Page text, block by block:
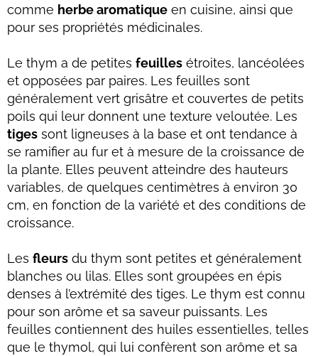
comme herbe aromatique en cuisine, ainsi que
pour ses propriétés médicinales.
Le thym a de petites feuilles étroites, lancéolées
et opposées par paires. Les feuilles sont
généralement vert grisâtre et couvertes de petits
poils qui leur donnent une texture veloutée. Les
tiges sont ligneuses à la base et ont tendance à
se ramifier au fur et à mesure de la croissance de
la plante. Elles peuvent atteindre des hauteurs
variables, de quelques centimètres à environ 30
cm, en fonction de la variété et des conditions de
croissance.
Les fleurs du thym sont petites et généralement
blanches ou lilas. Elles sont groupées en épis
denses à l’extrémité des tiges. Le thym est connu
pour son arôme et sa saveur puissants. Les
feuilles contiennent des huiles essentielles, telles
que le thymol, qui lui confèrent son arôme et sa